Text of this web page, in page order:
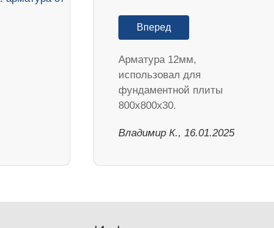
Вперед
Арматура 12мм,
использовал для
фундаментной плиты
800х800х30.
Владимир К., 16.01.2025